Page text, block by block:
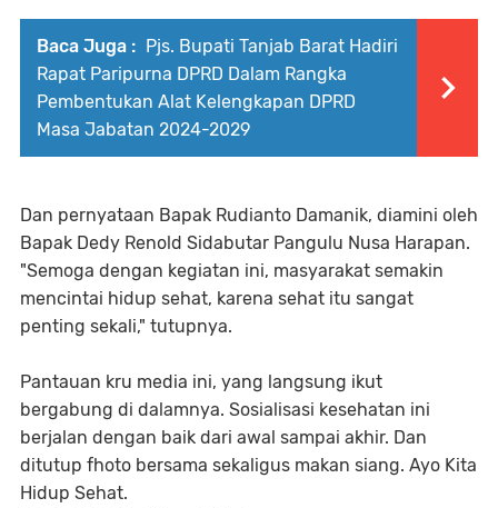
Baca Juga : Pjs. Bupati Tanjab Barat Hadiri
Rapat Paripurna DPRD Dalam Rangka
Pembentukan Alat Kelengkapan DPRD
Masa Jabatan 2024-2029
Dan pernyataan Bapak Rudianto Damanik, diamini oleh
Bapak Dedy Renold Sidabutar Pangulu Nusa Harapan.
"Semoga dengan kegiatan ini, masyarakat semakin
mencintai hidup sehat, karena sehat itu sangat
penting sekali," tutupnya.
Pantauan kru media ini, yang langsung ikut
bergabung di dalamnya. Sosialisasi kesehatan ini
berjalan dengan baik dari awal sampai akhir. Dan
ditutup fhoto bersama sekaligus makan siang. Ayo Kita
Hidup Sehat.